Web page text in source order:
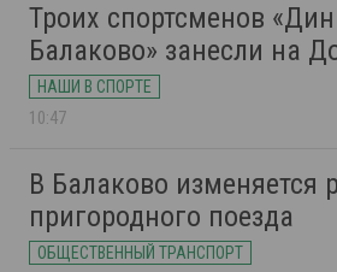
Троих спортсменов
Балаково» занесли на
НАШИ В СПОРТЕ
10:47
В Балаково изменяется
пригородного поезда
ОБЩЕСТВЕННЫЙ ТРАНСПОРТ